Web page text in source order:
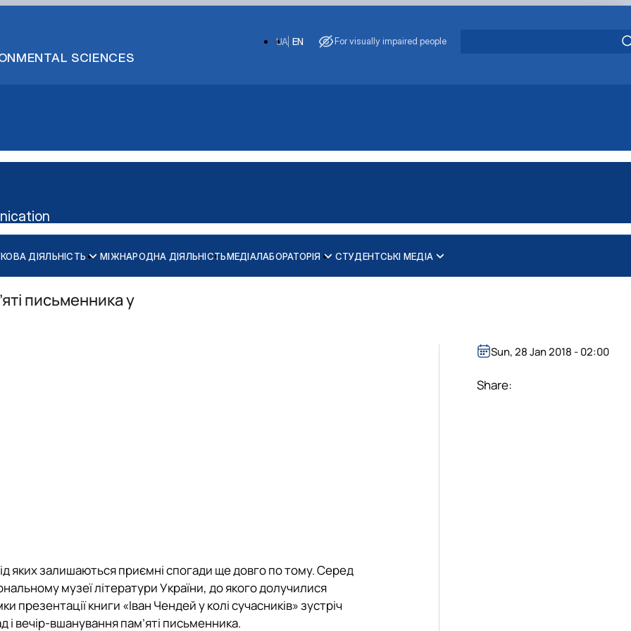
SCIENCES
EN
UA For visually impaired people
ДІЯЛЬНІСТЬ МІЖНАРОДНА ДІЯЛЬНІСТЬМЕДІАЛАБОРАТОРІЯ СТУДЕНТСЬКІ МЕДІА
письменника у
яких залишаються приємні спогади ще довго по тому. Серед
музеї літератури України, до якого долучилися
презентації книги «Іван Чендей у колі сучасників» зустріч
вечір-вшанування пам’яті письменника.
Sun, 28 Jan 2018 - 02:00
Share: